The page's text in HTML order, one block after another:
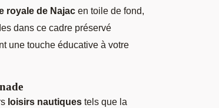
royale de Najac en toile de fond,
dans ce cadre préservé
une touche éducative à votre
loisirs nautiques tels que la